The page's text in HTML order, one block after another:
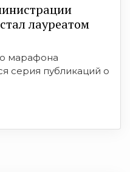
лауреатом
марафона
серия публикаций о